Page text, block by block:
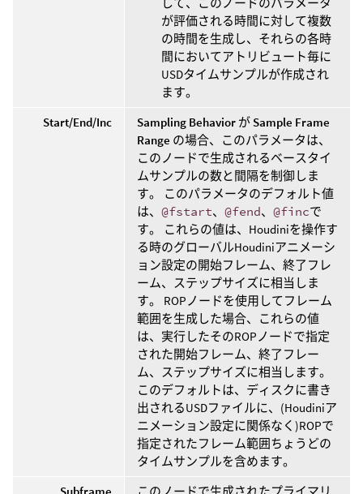
が評価される時間に対して複数
の時間を生成し、それらの各時
間においてアトリビュート毎に
USDタイムサンプルが作成され
ます。
Start/End/Inc
Sampling Behavior が Sample Frame
Range の場合、このパラメータは、
このノードで生成されるベースタイ
ムサンプルの数と間隔を制御しま
す。 このパラメータのデフォルト値
は、 @fstart、 @fend、 @fincで
す。 これらの値は、Houdiniを操作す
る時のグローバルHoudiniアニメーシ
ョン設定の開始フレーム、終了フレ
ーム、ステップサイズに相当しま
す。 ROPノードを使用してフレーム
範囲を生成した場合、これらの値
は、実行したそのROPノードで指定
された開始フレーム、終了フレー
ム、ステップサイズに相当します。
このデフォルトは、ディスクに書き
出されるUSDファイルに、(Houdiniア
ニメーション設定に関係なく)ROPで
指定されたフレーム範囲ちょうどの
タイムサンプルを含めます。